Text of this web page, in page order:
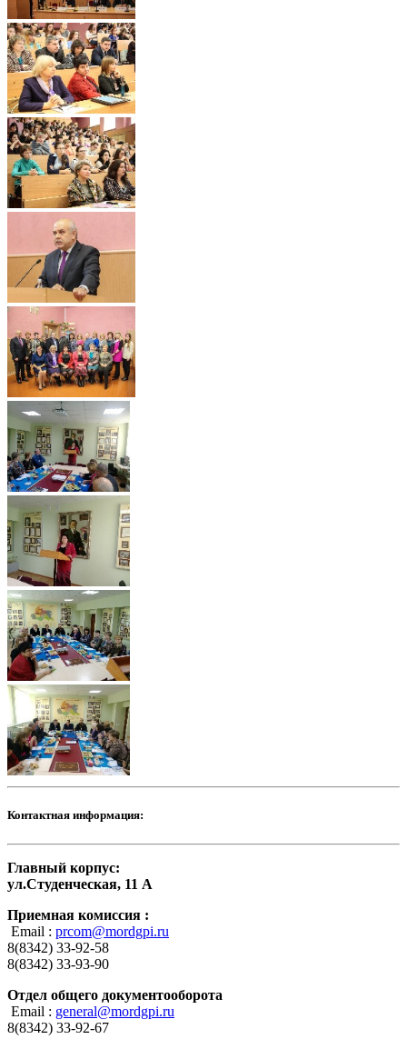
Контактная информация:
Главный корпус:
ул.Студенческая, 11 А
Приемная комиссия :
Email : prcom@mordgpi.ru
8(8342) 33-92-58
8(8342) 33-93-90
Отдел общего документооборота
Email : general@mordgpi.ru
8(8342) 33-92-67